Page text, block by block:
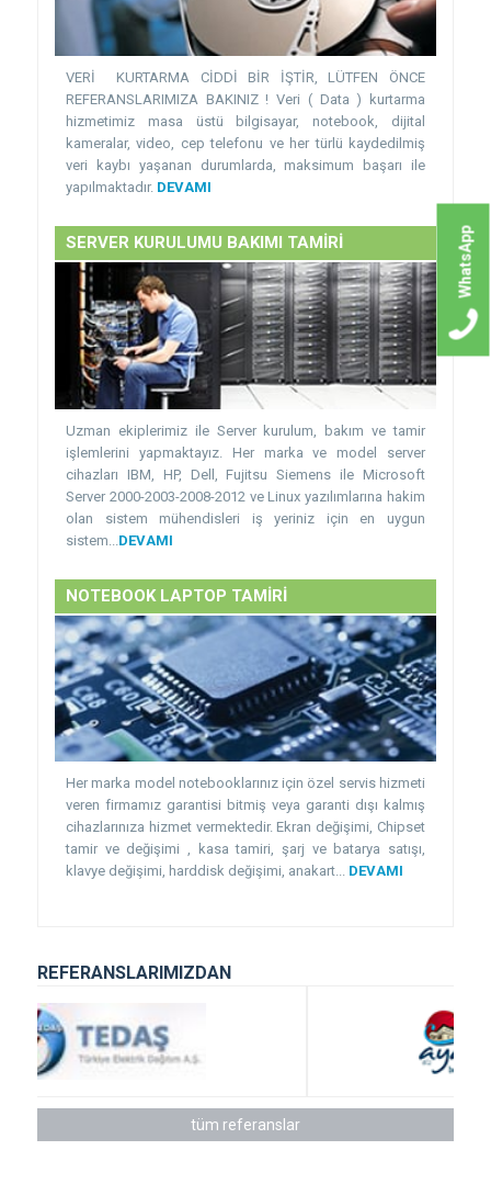
VERİ KURTARMA CİDDİ BİR İŞTİR, LÜTFEN ÖNCE
REFERANSLARIMIZA BAKINIZ ! Veri ( Data ) kurtarma
hizmetimiz masa üstü bilgisayar, notebook, dijital
kameralar, video, cep telefonu ve her türlü kaydedilmiş
veri kaybı yaşanan durumlarda, maksimum başarı ile
yapılmaktadır. DEVAMI
SERVER KURULUMU BAKIMI TAMİRİ
Uzman ekiplerimiz ile Server kurulum, bakım ve tamir
işlemlerini yapmaktayız. Her marka ve model server
cihazları IBM, HP, Dell, Fujitsu Siemens ile Microsoft
Server 2000-2003-2008-2012 ve Linux yazılımlarına hakim
olan sistem mühendisleri iş yeriniz için en uygun
sistem... DEVAMI
NOTEBOOK LAPTOP TAMİRİ
Her marka model notebooklarınız için özel servis hizmeti
veren firmamız garantisi bitmiş veya garanti dışı kalmış
cihazlarınıza hizmet vermektedir. Ekran değişimi, Chipset
tamir ve değişimi , kasa tamiri, şarj ve batarya satışı,
klavye değişimi, harddisk değişimi, anakart... DEVAMI
REFERANSLARIMIZDAN
tüm referanslar
WhatsApp